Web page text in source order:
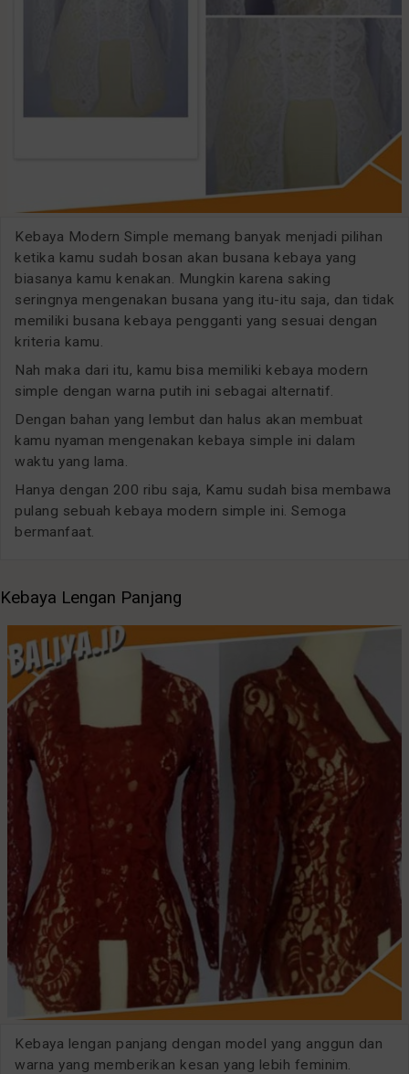
Kebaya Modern Simple memang banyak menjadi pilihan
ketika kamu sudah bosan akan busana kebaya yang
biasanya kamu kenakan. Mungkin karena saking
seringnya mengenakan busana yang itu-itu saja, dan tidak
memiliki busana kebaya pengganti yang sesuai dengan
kriteria kamu.
Nah maka dari itu, kamu bisa memiliki kebaya modern
simple dengan warna putih ini sebagai alternatif.
Dengan bahan yang lembut dan halus akan membuat
kamu nyaman mengenakan kebaya simple ini dalam
waktu yang lama.
Hanya dengan 200 ribu saja, Kamu sudah bisa membawa
pulang sebuah kebaya modern simple ini. Semoga
bermanfaat.
Kebaya Lengan Panjang
Kebaya lengan panjang dengan model yang anggun dan
warna yang memberikan kesan yang lebih feminim.